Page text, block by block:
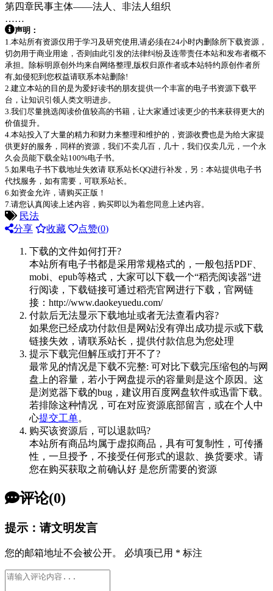
第四章民事主体——法人、非法人组织
……
声明：
1.本站所有资源仅用于学习及研究使用,请必须在24小时内删除所下载资源，
切勿用于商业用途，否则由此引发的法律纠纷及连带责任本站和发布者概不
承担。除标明原创外均来自网络整理,版权归原作者或本站特约原创作者所
有,如侵犯到您权益请联系本站删除!
2.建立本站的目的是为爱好读书的朋友提供一个丰富的电子书资源下载平
台，让知识引领人类文明进步。
3.我们尽量挑选阅读价值较高的书籍，让大家通过读更少的书来获得更大的
价值提升。
4.本站投入了大量的精力和财力来整理和维护的，资源收费也是为给大家提
供更好的服务，同样的资源，我们不卖几百，几十，我们仅卖几元，一个永
久会员能下载全站100%电子书。
5.如果电子书下载地址失效请 联系站长QQ进行补发，另：本站提供电子书
代找服务，如有需要，可联系站长。
6.如资金允许，请购买正版！
7.请您认真阅读上述内容，购买即以为着您同意上述内容。
民法
分享
收藏 点赞(0)
下载的文件如何打开?
本站所有电子书都是采用常规格式的，一般包括PDF、
mobi、epub等格式，大家可以下载一个“稻壳阅读器”进
行阅读，下载链接可通过稻壳官网进行下载，官网链
接：http://www.daokeyuedu.com/
付款后无法显示下载地址或者无法查看内容?
如果您已经成功付款但是网站没有弹出成功提示或下载
链接失效，请联系站长，提供付款信息为您处理
提示下载完但解压或打开不了?
最常见的情况是下载不完整: 可对比下载完压缩包的与网
盘上的容量，若小于网盘提示的容量则是这个原因。这
是浏览器下载的bug，建议用百度网盘软件或迅雷下载。
若排除这种情况，可在对应资源底部留言，或在个人中
心提交工单。
购买该资源后，可以退款吗?
本站所有商品均属于虚拟商品，具有可复制性，可传播
性，一旦授予，不接受任何形式的退款、换货要求。请
您在购买获取之前确认好 是您所需要的资源
评论(0)
提示：请文明发言
您的邮箱地址不会被公开。 必填项已用 * 标注